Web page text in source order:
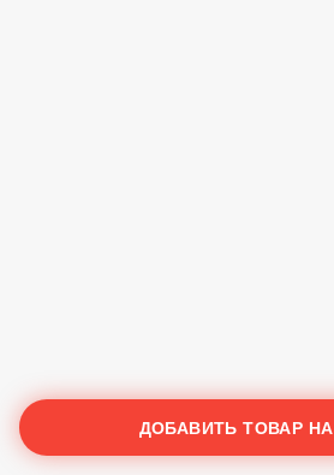
ДОБАВИТЬ ТОВАР НА